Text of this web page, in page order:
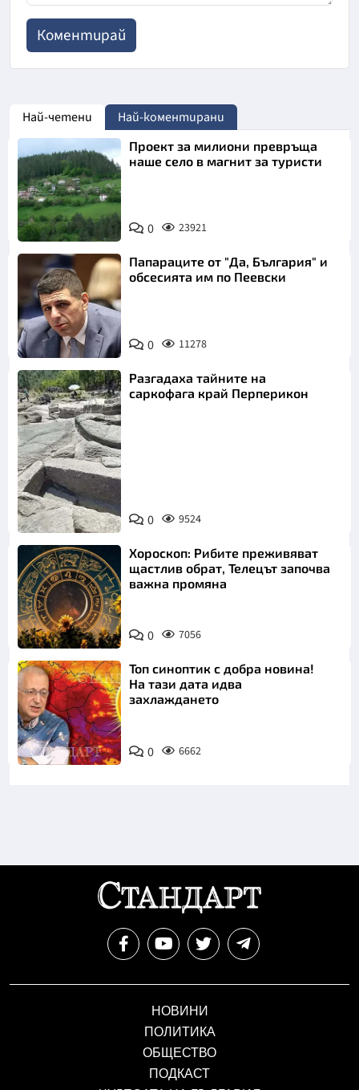
Най-четени Най-коментирани
Проект за милиони превръща
наше село в магнит за туристи
0 23921
Папараците от "Да, България" и
обсесията им по Пеевски
0 11278
Снимка:
Bulgaria ON
AIR
Разгадаха тайните на
саркофага край Перперикон
0 9524
Хороскоп: Рибите преживяват
щастлив обрат, Телецът започва
важна промяна
0 7056
Топ синоптик с добра новина!
На тази дата идва
захлаждането
0 6662
НОВИНИ
ПОЛИТИКА
ОБЩЕСТВО
ПОДКАСТ